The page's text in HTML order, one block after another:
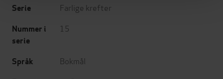
Serie Farlige krefter
Nummer i
serie
15
Språk Bokmål